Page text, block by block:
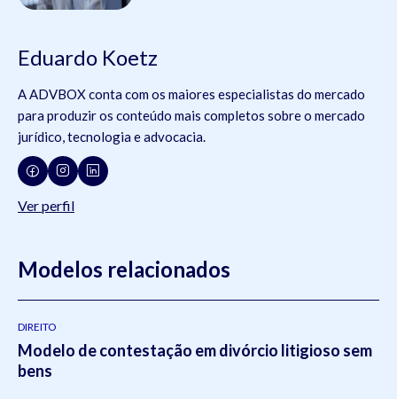
Eduardo Koetz
A ADVBOX conta com os maiores especialistas do mercado
para produzir os conteúdo mais completos sobre o mercado
jurídico, tecnologia e advocacia.
Ver perfil
Modelos relacionados
DIREITO
Modelo de contestação em divórcio litigioso sem
bens